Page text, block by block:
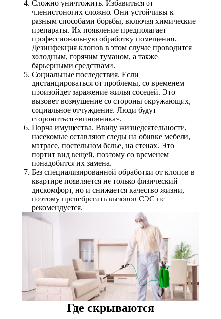
Сложно уничтожить. Избавиться от
членистоногих сложно. Они устойчивы к
разным способами борьбы, включая химические
препараты. Их появление предполагает
профессиональную обработку помещения.
Дезинфекция клопов в этом случае проводится
холодным, горячим туманом, а также
барьерными средствами.
Социальные последствия. Если
дистанцироваться от проблемы, со временем
произойдет заражение жилья соседей. Это
вызовет возмущение со стороны окружающих,
социальное отчуждение. Люди будут
сторониться «виновника».
Порча имущества. Ввиду жизнедеятельности,
насекомые оставляют следы на обивке мебели,
матрасе, постельном белье, на стенах. Это
портит вид вещей, поэтому со временем
понадобится их замена.
Без специализированной обработки от клопов в
квартире появляется не только физический
дискомфорт, но и снижается качество жизни,
поэтому пренебрегать вызовов СЭС не
рекомендуется.
Где скрываются